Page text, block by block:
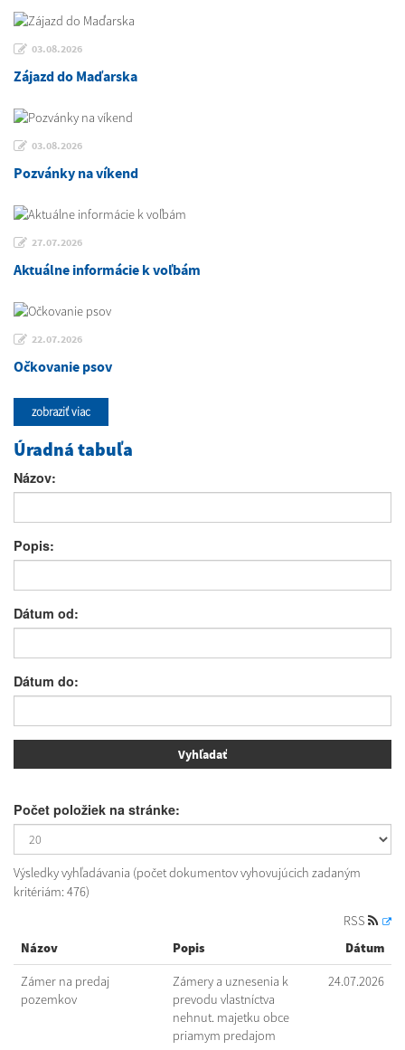
03.08.2026
Zájazd do Maďarska
03.08.2026
Pozvánky na víkend
27.07.2026
Aktuálne informácie k voľbám
22.07.2026
Očkovanie psov
zobraziť viac
Úradná tabuľa
Názov:
Popis:
Dátum od:
Dátum do:
Počet položiek na stránke:
Výsledky vyhľadávania (počet dokumentov vyhovujúcich zadaným
kritériám: 476)
RSS
Názov
Popis Dátum
Zámer na predaj
pozemkov
Zámery a uznesenia k
prevodu vlastníctva
nehnut. majetku obce
priamym predajom
24.07.2026